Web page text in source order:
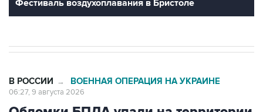
Обломки БПЛА упали на территории
двух предприятий в Новороссийске